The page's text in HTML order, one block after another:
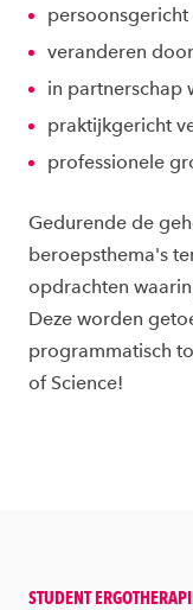
persoonsgericht
veranderen
in partnerschap
praktijkgericht
professionele
Gedurende de
beroepsthema's
opdrachten
Deze worden
programmatisch
of Science!
STUDENT